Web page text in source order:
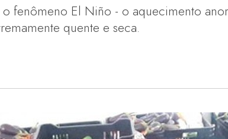
fenômeno El Niño - o aquecimento
quente e seca.